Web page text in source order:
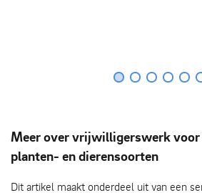
Meer over vrijwilligerswerk voor
planten- en dierensoorten
Dit artikel maakt onderdeel uit van een